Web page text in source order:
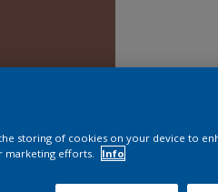
storing of cookies on your device to
marketing efforts.
Info